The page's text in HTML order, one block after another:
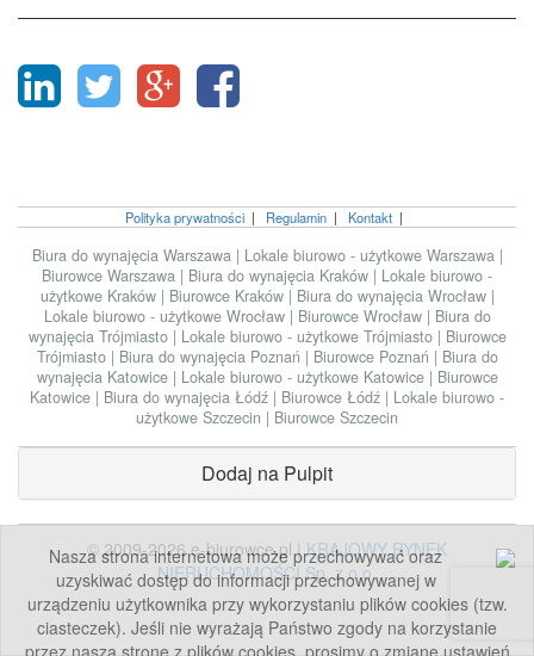
Nasza strona internetowa może przechowywać oraz
uzyskiwać dostęp do informacji przechowywanej w
urządzeniu użytkownika przy wykorzystaniu plików cookies (tzw.
ciasteczek). Jeśli nie wyrażają Państwo zgody na korzystanie
przez naszą stronę z plików cookies, prosimy o zmianę ustawień
Polityka prywatności| Regulamin| Kontakt|
Biura do wynajęcia Warszawa | Lokale biurowo - użytkowe Warszawa |
Biurowce Warszawa | Biura do wynajęcia Kraków | Lokale biurowo -
użytkowe Kraków | Biurowce Kraków | Biura do wynajęcia Wrocław |
Lokale biurowo - użytkowe Wrocław | Biurowce Wrocław | Biura do
wynajęcia Trójmiasto | Lokale biurowo - użytkowe Trójmiasto | Biurowce
Trójmiasto | Biura do wynajęcia Poznań | Biurowce Poznań | Biura do
wynajęcia Katowice | Lokale biurowo - użytkowe Katowice | Biurowce
Katowice | Biura do wynajęcia Łódź | Biurowce Łódź | Lokale biurowo -
użytkowe Szczecin | Biurowce Szczecin
Dodaj na Pulpit
© 2009-2026 e-biurowce.pl |KRAJOWY RYNEK
NIERUCHOMOŚCI Sp. z o.o.